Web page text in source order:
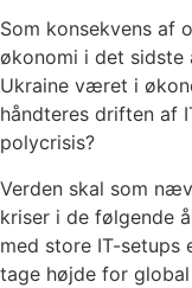
Som konsekvens af
økonomi i det sidste
Ukraine været i
håndteres driften af
polycrisis?
Verden skal som
kriser i de følgende
med store IT-setups
tage højde for